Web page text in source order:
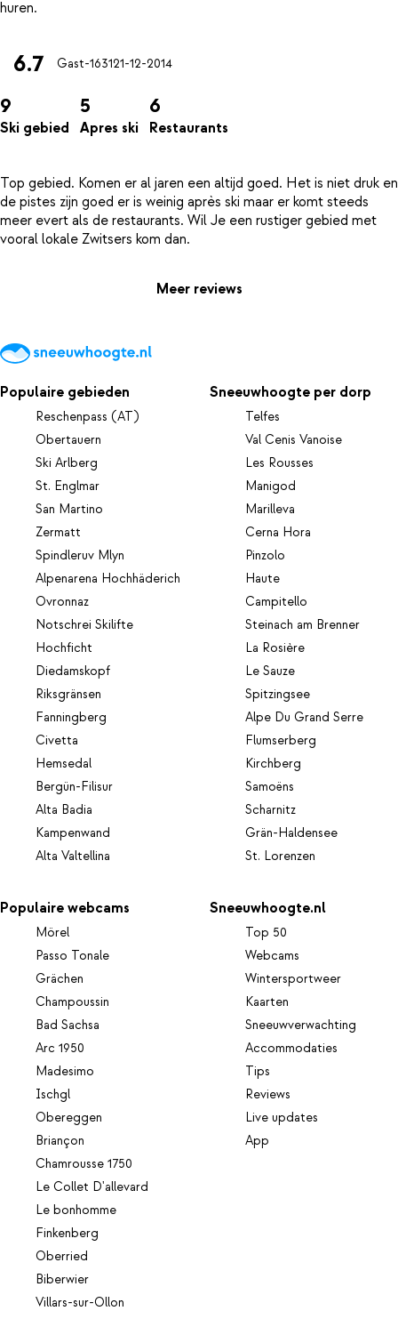
6.7 Gast-163121-12-2014
9
Ski gebied
5
Apres ski
6
Restaurants
Top gebied. Komen er al jaren een altijd goed. Het is niet druk en
de pistes zijn goed er is weinig après ski maar er komt steeds
meer evert als de restaurants. Wil Je een rustiger gebied met
Meer reviews
Populaire gebieden
Reschenpass (AT)
Obertauern
Ski Arlberg
St. Englmar
San Martino
Zermatt
Spindleruv Mlyn
Alpenarena Hochhäderich
Ovronnaz
Notschrei Skilifte
Hochficht
Diedamskopf
Riksgränsen
Fanningberg
Civetta
Hemsedal
Bergün-Filisur
Alta Badia
Kampenwand
Alta Valtellina
Sneeuwhoogte per dorp
Telfes
Val Cenis Vanoise
Les Rousses
Manigod
Marilleva
Cerna Hora
Pinzolo
Haute
Campitello
Steinach am Brenner
La Rosière
Le Sauze
Spitzingsee
Alpe Du Grand Serre
Flumserberg
Kirchberg
Samoëns
Scharnitz
Grän-Haldensee
St. Lorenzen
Populaire webcams
Mörel
Passo Tonale
Grächen
Champoussin
Bad Sachsa
Arc 1950
Madesimo
Ischgl
Obereggen
Briançon
Chamrousse 1750
Le Collet D'allevard
Le bonhomme
Finkenberg
Oberried
Biberwier
Villars-sur-Ollon
Sneeuwhoogte.nl
Top 50
Webcams
Wintersportweer
Kaarten
Sneeuwverwachting
Accommodaties
Tips
Reviews
Live updates
App